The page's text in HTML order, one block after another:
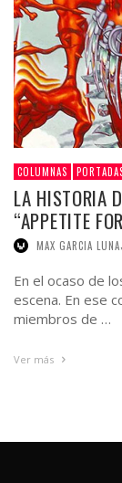
COLUMNAS
LA HISTORIA
“APPETITE
MAX GARCIA LUNA
En el ocaso de
escena. En ese
miembros de …
Ver más